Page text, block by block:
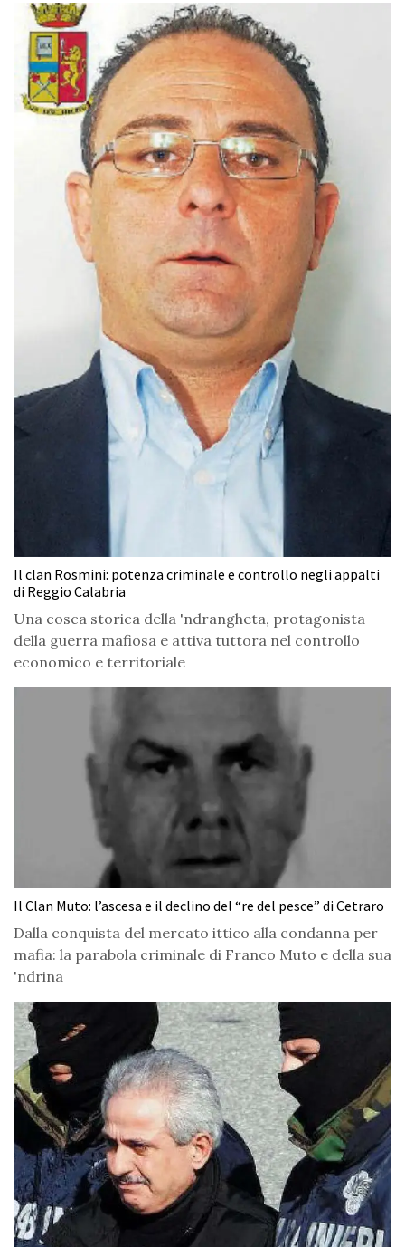
Il clan Rosmini: potenza criminale e controllo negli appalti
di Reggio Calabria
Una cosca storica della 'ndrangheta, protagonista
della guerra mafiosa e attiva tuttora nel controllo
economico e territoriale
Il Clan Muto: l’ascesa e il declino del “re del pesce” di Cetraro
Dalla conquista del mercato ittico alla condanna per
mafia: la parabola criminale di Franco Muto e della sua
'ndrina